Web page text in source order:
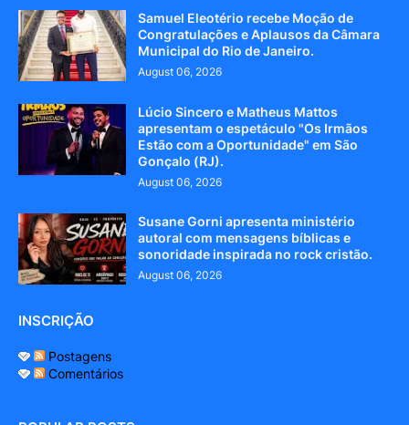
Samuel Eleotério recebe Moção de
Congratulações e Aplausos da Câmara
Municipal do Rio de Janeiro.
August 06, 2026
Lúcio Sincero e Matheus Mattos
apresentam o espetáculo "Os Irmãos
Estão com a Oportunidade" em São
Gonçalo (RJ).
August 06, 2026
Susane Gorni apresenta ministério
autoral com mensagens bíblicas e
sonoridade inspirada no rock cristão.
August 06, 2026
INSCRIÇÃO
Postagens
Comentários